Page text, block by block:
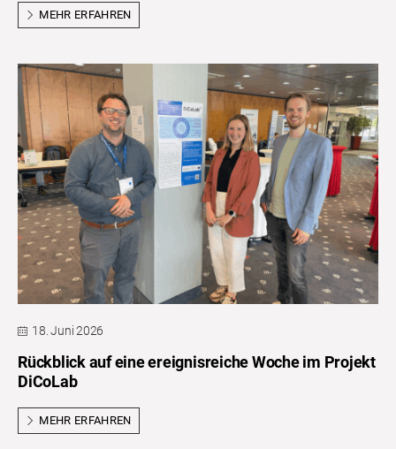
MEHR ERFAHREN
18. Juni 2026
Rückblick auf eine ereignisreiche Woche im Projekt
DiCoLab
MEHR ERFAHREN